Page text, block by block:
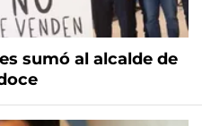
sumó al alcalde de